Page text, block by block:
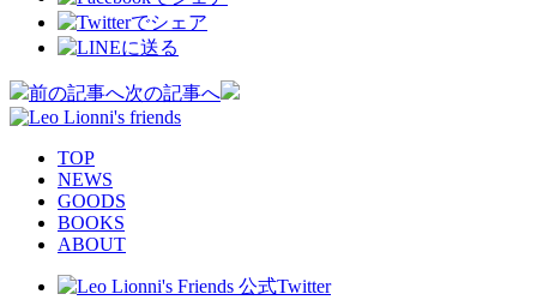
投
稿
前の記事へ次の記事へ
TOP
NEWS
GOODS
BOOKS
ABOUT